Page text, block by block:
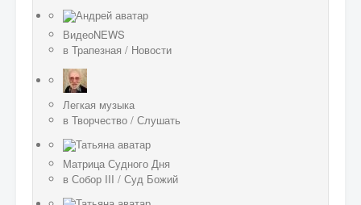
ВидеоNEWS
в Трапезная / Новости
Легкая музыка
в Творчество / Слушать
Матрица Судного Дня
в Собор III / Суд Божий